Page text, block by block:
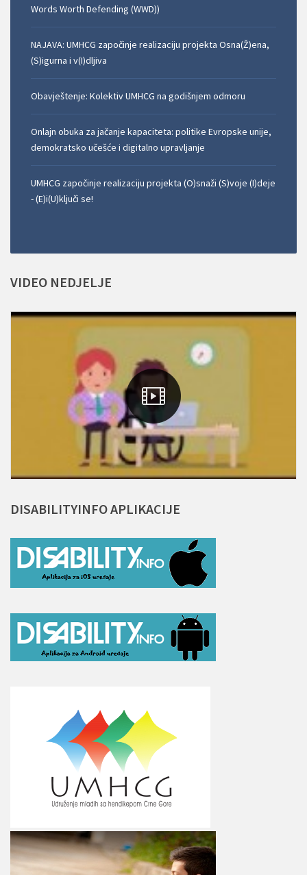
Words Worth Defending (WWD))
NAJAVA: UMHCG započinje realizaciju projekta Osna(Ž)ena,
(S)igurna i v(I)dljiva
Obavještenje: Kolektiv UMHCG na godišnjem odmoru
Onlajn obuka za jačanje kapaciteta: politike Evropske unije,
demokratsko učešće i digitalno upravljanje
UMHCG započinje realizaciju projekta (O)snaži (S)voje (I)deje
- (E)i(U)ključi se!
VIDEO NEDJELJE
DISABILITYINFOAPLIKACIJE